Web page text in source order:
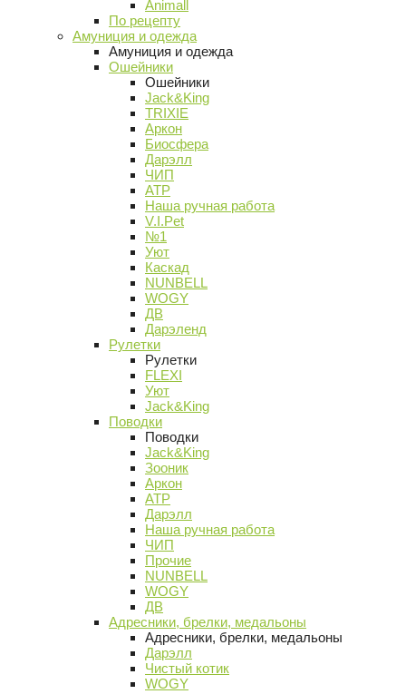
Animall
По рецепту
Амуниция и одежда
Амуниция и одежда
Ошейники
Ошейники
Jack&King
TRIXIE
Аркон
Биосфера
Дарэлл
ЧИП
АТР
Наша ручная работа
V.I.Pet
№1
Уют
Каскад
NUNBELL
WOGY
ДВ
Дарэленд
Рулетки
Рулетки
FLEXI
Уют
Jack&King
Поводки
Поводки
Jack&King
Зооник
Аркон
АТР
Дарэлл
Наша ручная работа
ЧИП
Прочие
NUNBELL
WOGY
ДВ
Адресники, брелки, медальоны
Адресники, брелки, медальоны
Дарэлл
Чистый котик
WOGY